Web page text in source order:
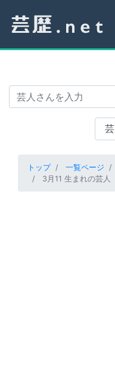
トップ 一覧ページ
3月11 生まれの芸人